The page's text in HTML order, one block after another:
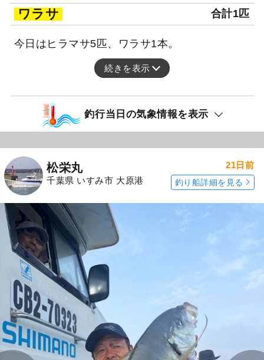
ワラサ 合計1匹
今日はヒラマサ5匹、ワラサ1本。
続きを表示
釣行当日の気象情報を表示
松栄丸
千葉県 いすみ市 大原港
21日前
釣り船詳細を見る